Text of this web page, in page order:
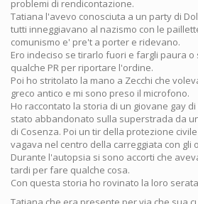
problemi di rendicontazione.
Tatiana l'avevo conosciuta a un party di
tutti inneggiavano al nazismo con le
comunismo e' pre't a porter e ridevano.
Ero indeciso se tirarlo fuori e fargli paura
qualche PR per riportare l'ordine.
Poi ho stritolato la mano a Zecchi che
greco antico e mi sono preso il microfono.
Ho raccontato la storia di un giovane gay
stato abbandonato sulla superstrada da
di Cosenza. Poi un tir della protezione
vagava nel centro della carreggiata con gli
Durante l'autopsia si sono accorti che
tardi per fare qualche cosa.
Con questa storia ho rovinato la loro